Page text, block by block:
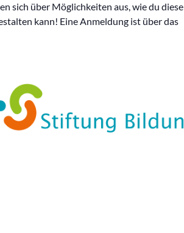
sich über Möglichkeiten aus, wie du diese
kann! Eine Anmeldung ist über das